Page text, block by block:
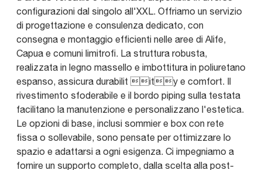
configurazioni dal singolo all'XXL. Offriamo un servizio
di progettazione e consulenza dedicato, con
consegna e montaggio efficienti nelle aree di Alife,
Capua e comuni limitrofi. La struttura robusta,
realizzata in legno massello e imbottitura in poliuretano
espanso, assicura durabilit ity e comfort. Il
rivestimento sfoderabile e il bordo piping sulla testata
facilitano la manutenzione e personalizzano l'estetica.
Le opzioni di base, inclusi sommier e box con rete
fissa o sollevabile, sono pensate per ottimizzare lo
spazio e adattarsi a ogni esigenza. Ci impegniamo a
fornire un supporto completo, dalla scelta alla post-